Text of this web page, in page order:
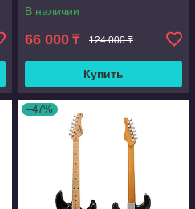
В наличии
66 000 ₸ 124 000 ₸
Купить
–47%